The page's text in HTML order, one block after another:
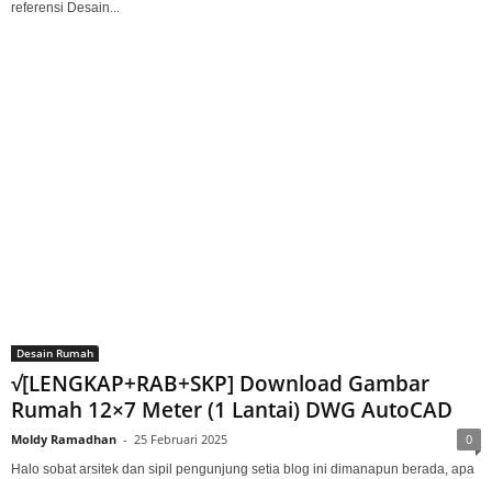
referensi Desain...
Desain Rumah
√[LENGKAP+RAB+SKP] Download Gambar
Rumah 12×7 Meter (1 Lantai) DWG AutoCAD
Moldy Ramadhan - 25 Februari 2025 0
Halo sobat arsitek dan sipil pengunjung setia blog ini dimanapun berada, apa